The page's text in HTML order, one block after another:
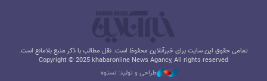
تمامی حقوق این سایت برای خبرآنلاین محفوظ است. نقل مطالب با ذکر منبع بلامانع است.
Copyright © 2025 khabaronline News Agancy, All rights reserved
طراحی و تولید: نستوه